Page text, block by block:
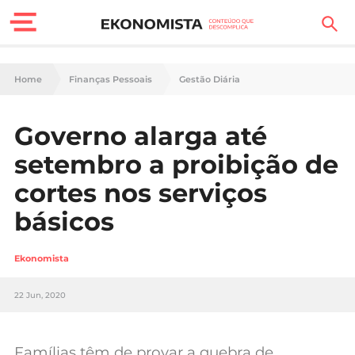
Finanças Pessoais
Carreira
Casa
Lifestyle
Sociedade
Tecnologia
Negócios
Home Finanças Pessoais Gestão Diária
Governo alarga até
setembro a proibição de
cortes nos serviços
básicos
Ekonomista
22 Jun, 2020